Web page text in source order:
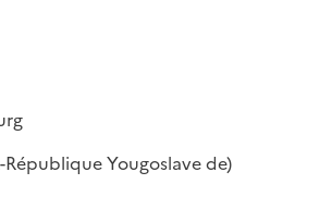
République Yougoslave de)